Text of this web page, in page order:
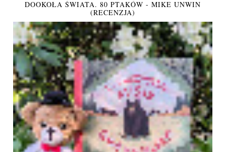
DOOKOŁA ŚWIATA. 80 PTAKÓW - MIKE UNWIN
(RECENZJA)